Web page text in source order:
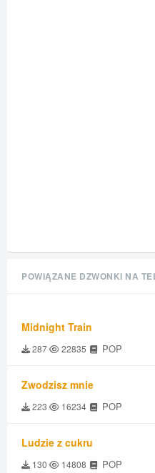
POWIĄZANE DZWONKI NA
Midnight Train
287 22835 POP
Zwodzisz mnie
223 16234 POP
Ludzie z cukru
130 14808 POP